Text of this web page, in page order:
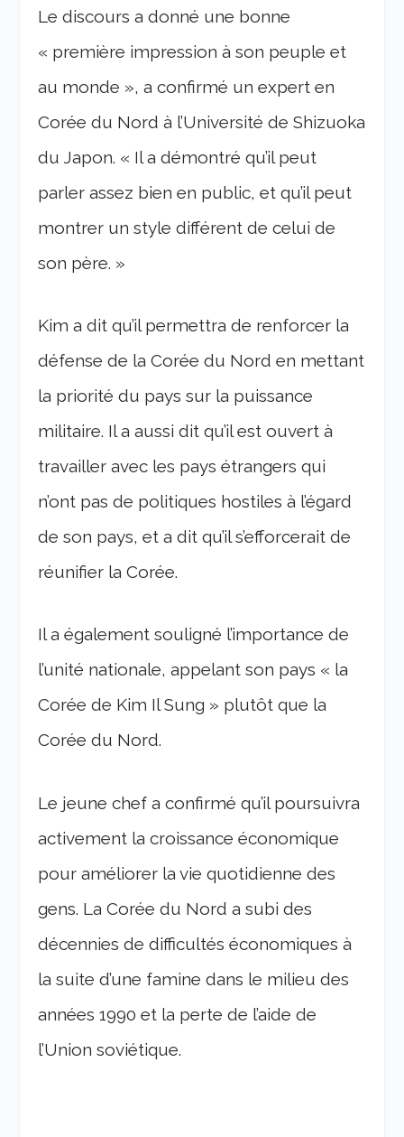
Le discours a donné une bonne
« première impression à son peuple et
au monde », a confirmé un expert en
Corée du Nord à l’Université de Shizuoka
du Japon. « Il a démontré qu’il peut
parler assez bien en public, et qu’il peut
montrer un style différent de celui de
son père. »
Kim a dit qu’il permettra de renforcer la
défense de la Corée du Nord en mettant
la priorité du pays sur la puissance
militaire. Il a aussi dit qu’il est ouvert à
travailler avec les pays étrangers qui
n’ont pas de politiques hostiles à l’égard
de son pays, et a dit qu’il s’efforcerait de
réunifier la Corée.
Il a également souligné l’importance de
l’unité nationale, appelant son pays « la
Corée de Kim Il Sung » plutôt que la
Corée du Nord.
Le jeune chef a confirmé qu’il poursuivra
activement la croissance économique
pour améliorer la vie quotidienne des
gens. La Corée du Nord a subi des
décennies de difficultés économiques à
la suite d’une famine dans le milieu des
années 1990 et la perte de l’aide de
l’Union soviétique.